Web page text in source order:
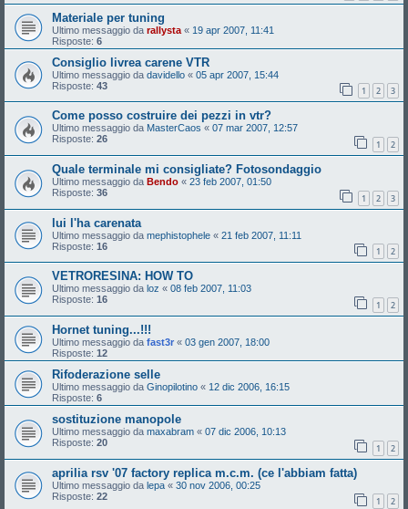
Materiale per tuning
Ultimo messaggio da rallysta « 19 apr 2007, 11:41
Risposte: 6
Consiglio livrea carene VTR
Ultimo messaggio da davidello « 05 apr 2007, 15:44
Risposte: 43 1 2 3
Come posso costruire dei pezzi in vtr?
Ultimo messaggio da MasterCaos « 07 mar 2007, 12:57
Risposte: 26 1 2
Quale terminale mi consigliate? Fotosondaggio
Ultimo messaggio da Bendo « 23 feb 2007, 01:50
Risposte: 36 1 2 3
lui l'ha carenata
Ultimo messaggio da mephistophele « 21 feb 2007, 11:11
Risposte: 16 1 2
VETRORESINA: HOW TO
Ultimo messaggio da loz « 08 feb 2007, 11:03
Risposte: 16 1 2
Hornet tuning...!!!
Ultimo messaggio da fast3r « 03 gen 2007, 18:00
Risposte: 12
Rifoderazione selle
Ultimo messaggio da Ginopilotino « 12 dic 2006, 16:15
Risposte: 6
sostituzione manopole
Ultimo messaggio da maxabram « 07 dic 2006, 10:13
Risposte: 20 1 2
aprilia rsv '07 factory replica m.c.m. (ce l'abbiam fatta)
Ultimo messaggio da lepa « 30 nov 2006, 00:25
Risposte: 22 1 2